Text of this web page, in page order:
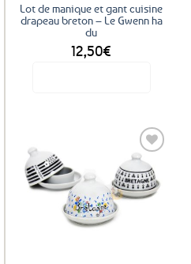
Lot de manique et gant cuisine
drapeau breton – Le Gwenn ha
du
12,50€
Ajouter
aux